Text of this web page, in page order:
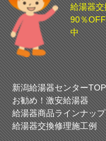
給湯器
90％
中
新潟給湯器センターTOP
お勧め！激安給湯器
給湯器商品ラインナップ
給湯器交換修理施工例